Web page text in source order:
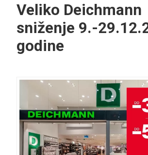
Veliko Deichmann
sniženje 9.-
godine